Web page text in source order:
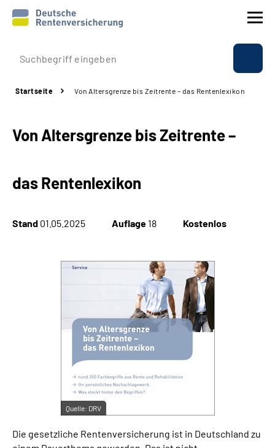
Prävention
Rente
Online-Services
Inhalte in Gebärdensprache (DGS)
Leichte Sprache
Startseite Von Altersgrenze bis Zeitrente – das Rentenlexikon
Von Altersgrenze bis Zeitrente –
das Rentenlexikon
Stand 01.05.2025 Auflage 18 Kostenlos
Quelle: DRV
Die gesetzliche Rentenversicherung ist in Deutschland zu